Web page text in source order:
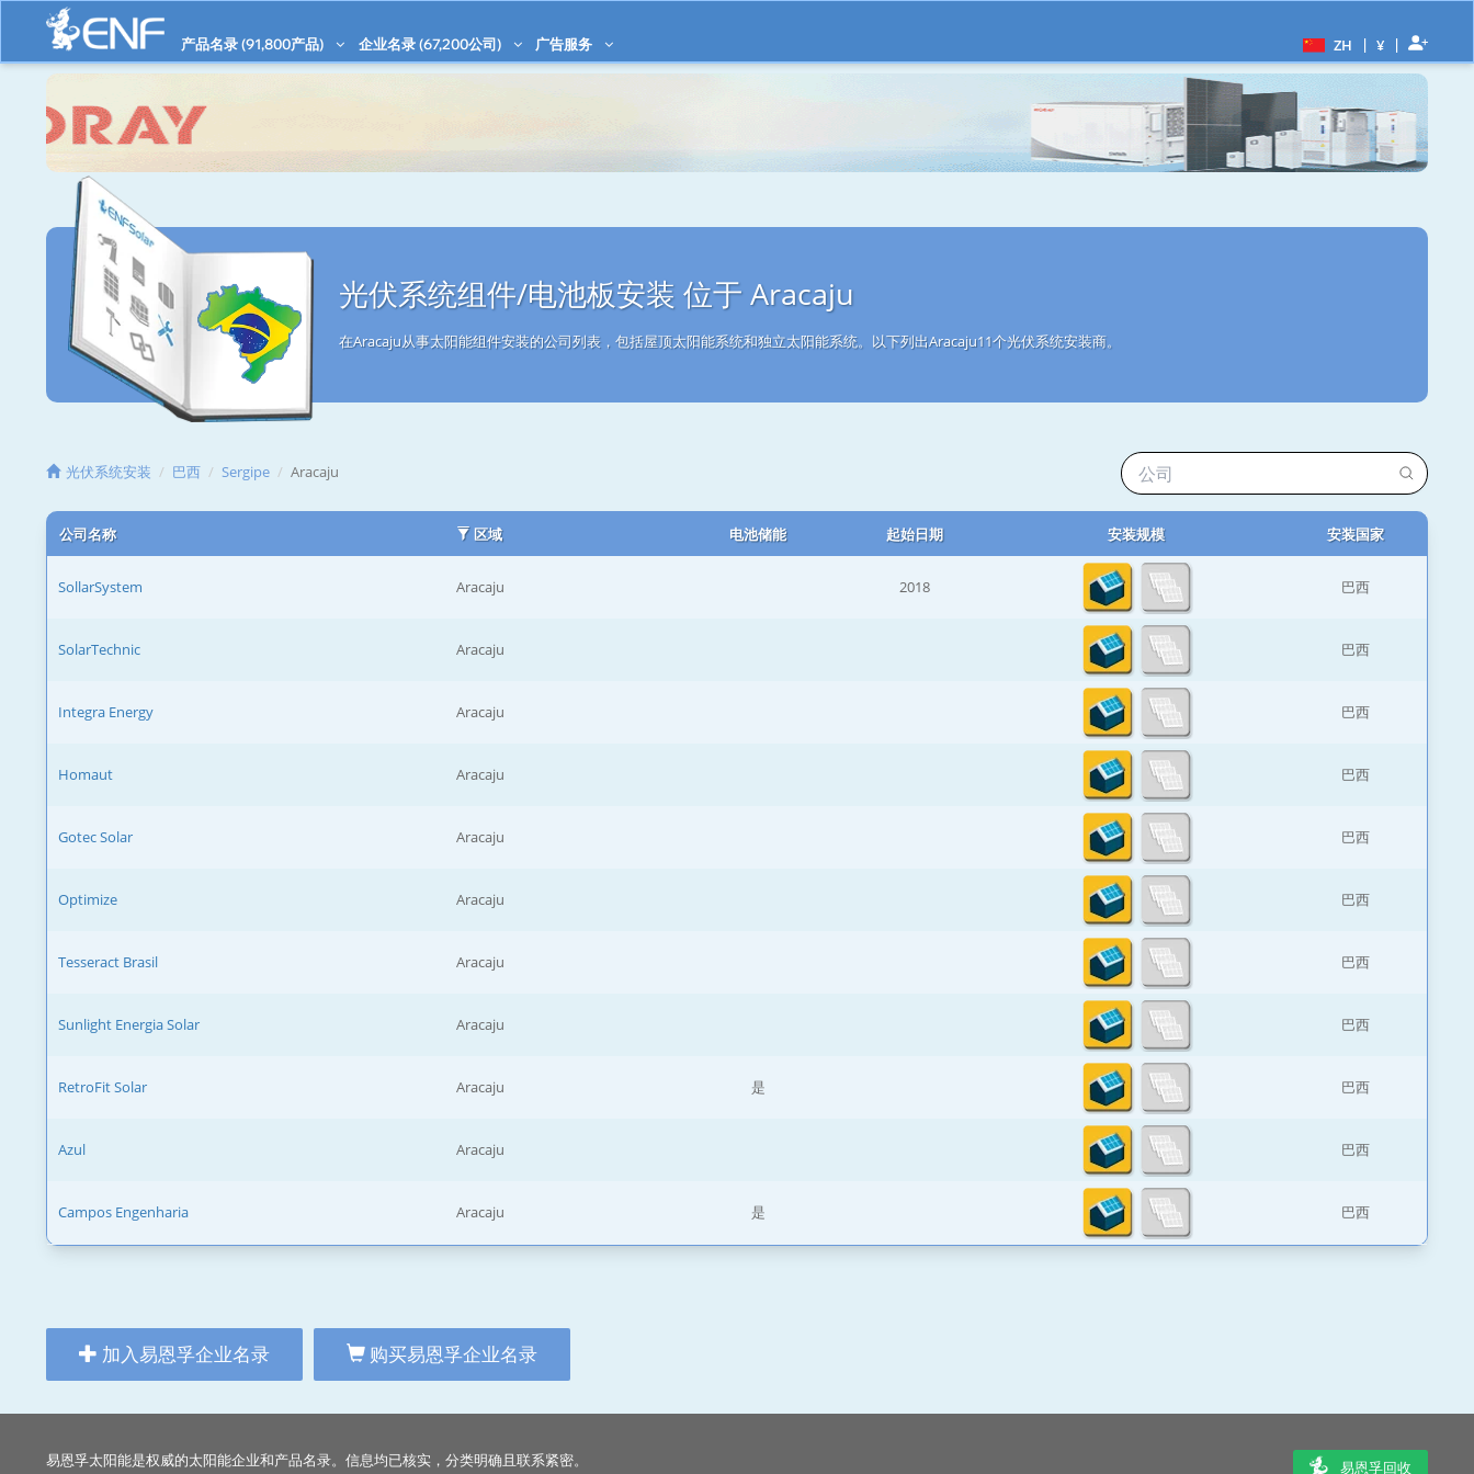
产品名录 (91,800产品) 企业名录 (67,200公司) 广告服务 ZH | ¥ |
光伏系统组件/电池板安装 位于 Aracaju
在Aracaju从事太阳能组件安装的公司列表，包括屋顶太阳能系统和独立太阳能系统。以下列出Aracaju11个光伏系统安装商。
光伏系统安装 巴西 Sergipe Aracaju
公司名称 区域 电池储能 起始日期 安装规模 安装国家
SollarSystem Aracaju 2018 巴西
SolarTechnic Aracaju 巴西
Integra Energy Aracaju 巴西
Homaut Aracaju 巴西
Gotec Solar Aracaju 巴西
Optimize Aracaju 巴西
Tesseract Brasil Aracaju 巴西
Sunlight Energia Solar Aracaju 巴西
RetroFit Solar Aracaju 是 巴西
Azul Aracaju 巴西
Campos Engenharia Aracaju 是 巴西
加入易恩孚企业名录 购买易恩孚企业名录
易恩孚太阳能是权威的太阳能企业和产品名录。信息均已核实，分类明确且联系紧密。 易恩孚回收